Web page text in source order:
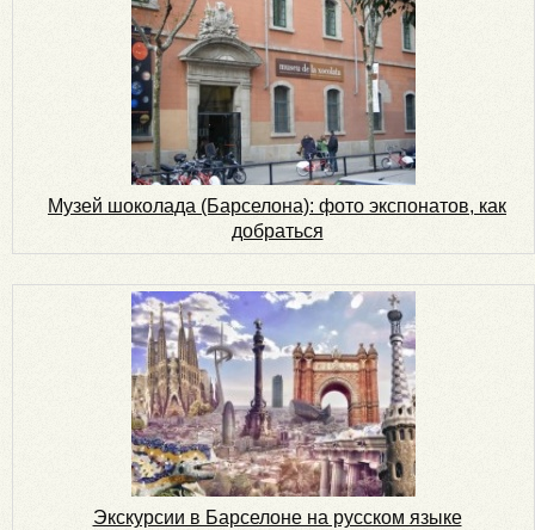
Музей шоколада (Барселона): фото экспонатов, как
добраться
Экскурсии в Барселоне на русском языке